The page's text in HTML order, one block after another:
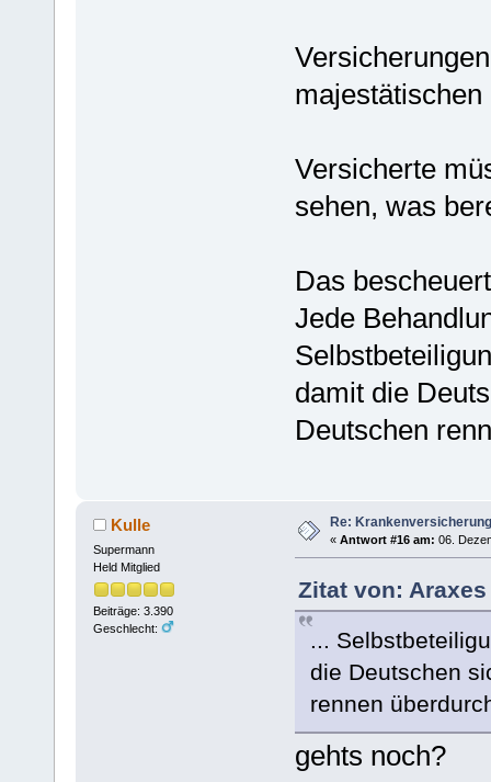
Versicherte
sehen, was
Das
Jede
damit die
Deutschen
Kulle
Supermann
Held Mitglied
Beiträge: 3.390
Geschlecht:
Re: Krankenversicherung
« Antwort #16 am: 06.
Zitat von: Araxes
...
die Deutschen
rennen
gehts noch?